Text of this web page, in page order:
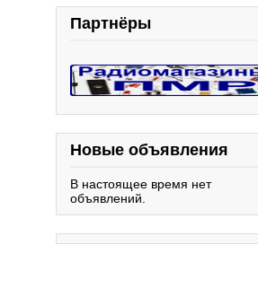
Партнёры
Новые объявления
В настоящее время нет
объявлений.